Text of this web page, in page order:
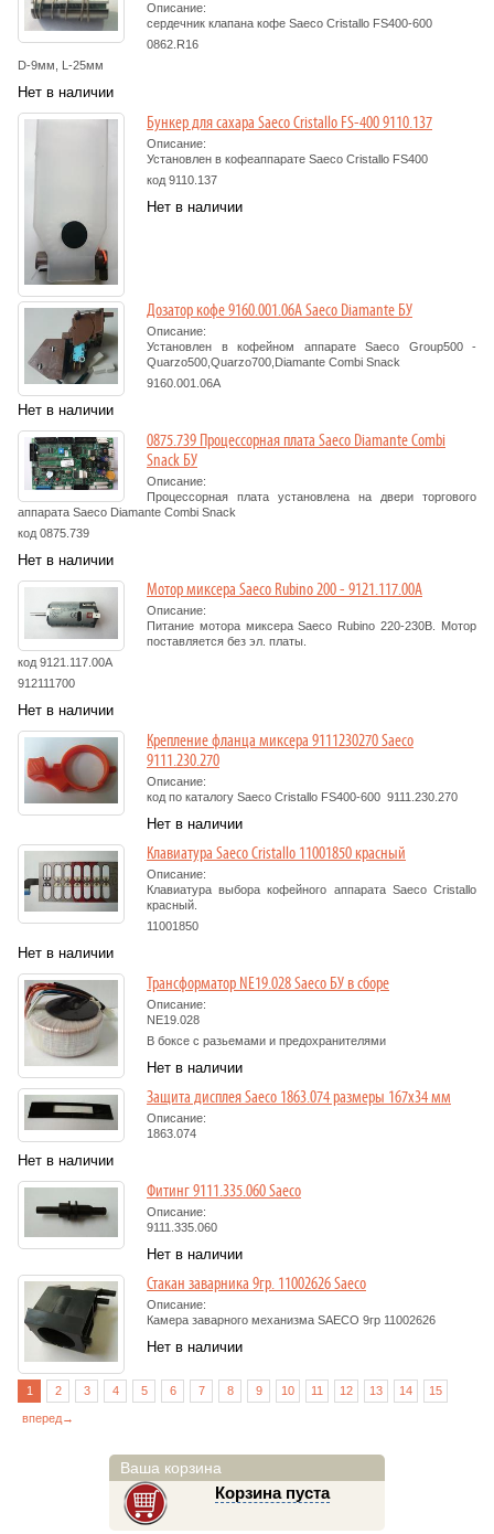
Описание:
сердечник клапана кофе Saeco Cristallo FS400-600
0862.R16
D-9мм, L-25мм
Нет в наличии
Бункер для сахара Saeco Cristallo FS-400 9110.137
Описание:
Установлен в кофеаппарате Saeco Cristallo FS400
код 9110.137
Нет в наличии
Дозатор кофе 9160.001.06A Saeco Diamante БУ
Описание:
Установлен в кофейном аппарате Saeco Group500 -
Quarzo500,Quarzo700,Diamante Combi Snack
9160.001.06A
Нет в наличии
0875.739 Процессорная плата Saeco Diamante Combi
Snack БУ
Описание:
Процессорная плата установлена на двери торгового
аппарата Saeco Diamante Combi Snack
код 0875.739
Нет в наличии
Мотор миксера Saeco Rubino 200 - 9121.117.00A
Описание:
Питание мотора миксера Saeco Rubino 220-230В. Мотор
поставляется без эл. платы.
код 9121.117.00A
912111700
Нет в наличии
Крепление фланца миксера 9111230270 Saeco
9111.230.270
Описание:
код по каталогу Saeco Cristallo FS400-600 9111.230.270
Нет в наличии
Клавиатура Saeco Cristallo 11001850 красный
Описание:
Клавиатура выбора кофейного аппарата Saeco Cristallo
красный.
11001850
Нет в наличии
Трансформатор NE19.028 Saeco БУ в сборе
Описание:
NE19.028
В боксе с разьемами и предохранителями
Нет в наличии
Защита дисплея Saeco 1863.074 размеры 167x34 мм
Описание:
1863.074
Нет в наличии
Фитинг 9111.335.060 Saeco
Описание:
9111.335.060
Нет в наличии
Стакан заварника 9гр. 11002626 Saeco
Описание:
Камера заварного механизма SAECO 9гр 11002626
Нет в наличии
1 2 3 4 5 6 7 8 9 10 11 12 13 14 15
вперед→
Ваша корзина
Корзина пуста